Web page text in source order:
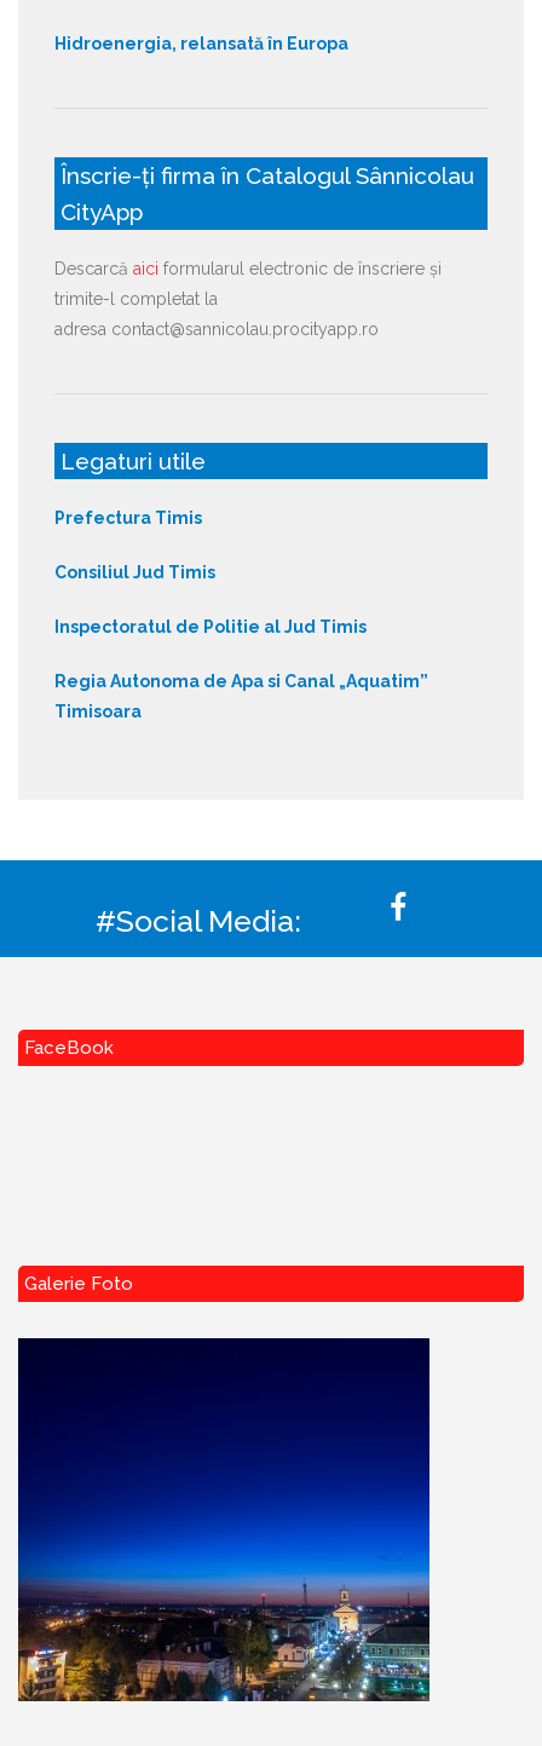
Hidroenergia, relansată în Europa
Înscrie-ți firma în Catalogul Sânnicolau
CityApp
Descarcă aici formularul electronic de înscriere și
trimite-l completat la
adresa contact@sannicolau.procityapp.ro
Legaturi utile
Prefectura Timis
Consiliul Jud Timis
Inspectoratul de Politie al Jud Timis
Regia Autonoma de Apa si Canal „Aquatim”
Timisoara
#Social Media:
FaceBook
Galerie Foto